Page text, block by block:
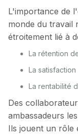
L'importance de
monde du travail
étroitement lié à
La rétention
La satisfaction
La rentabilité
Des
ambassadeurs
Ils jouent un rôle